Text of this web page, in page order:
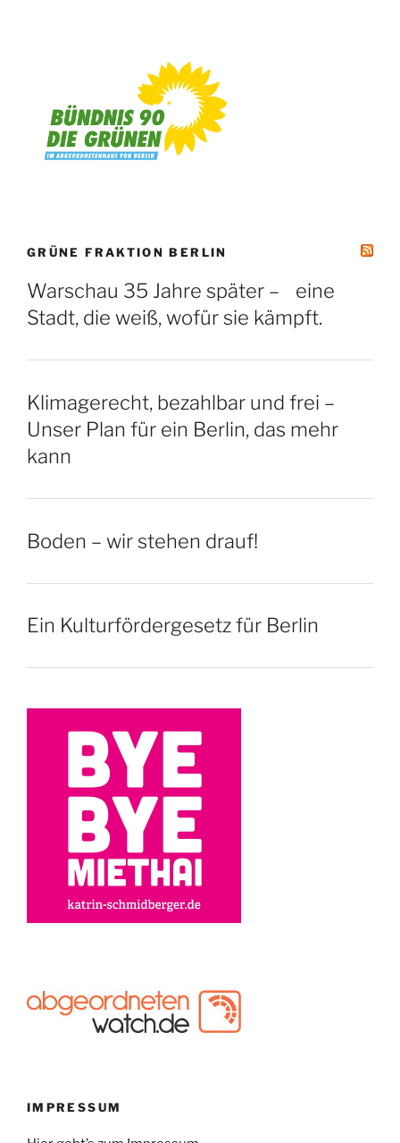
GRÜNE FRAKTION BERLIN
Warschau 35 Jahre später – eine
Stadt, die weiß, wofür sie kämpft.
Klimagerecht, bezahlbar und frei –
Unser Plan für ein Berlin, das mehr
kann
Boden – wir stehen drauf!
Ein Kulturfördergesetz für Berlin
IMPRESSUM